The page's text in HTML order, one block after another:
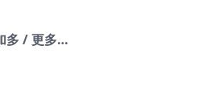
多 / 更多…